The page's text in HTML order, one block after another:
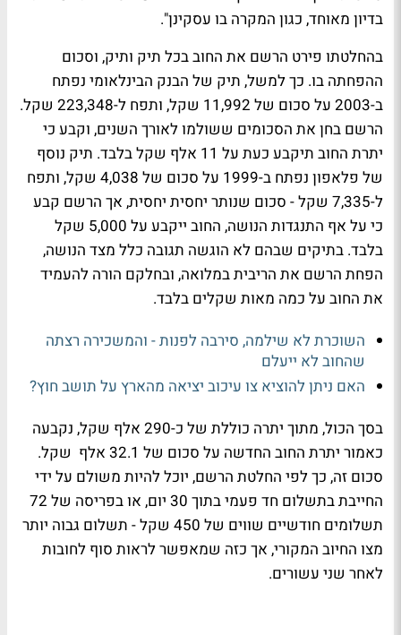
בדיון מאוחד, כגון המקרה בו עסקינן".
בהחלטתו פירט הרשם את החוב בכל תיק ותיק, וסכום
ההפחתה בו. כך למשל, תיק של הבנק הבינלאומי נפתח
ב-2003 על סכום של 11,992 שקל, ותפח ל-223,348 שקל.
הרשם בחן את הסכומים ששולמו לאורך השנים, וקבע כי
יתרת החוב תיקבע כעת על 11 אלף שקל בלבד. תיק נוסף
של פלאפון נפתח ב-1999 על סכום של 4,038 שקל, ותפח
ל-7,335 שקל - סכום שנותר יחסית יחסית, אך הרשם קבע
כי על אף התנגדות הנושה, החוב ייקבע על 5,000 שקל
בלבד. בתיקים שבהם לא הוגשה תגובה כלל מצד הנושה,
הפחת הרשם את הריבית במלואה, ובחלקם הורה להעמיד
את החוב על כמה מאות שקלים בלבד.
השוכרת לא שילמה, סירבה לפנות - והמשכירה רצתה
שהחוב לא ייעלם
האם ניתן להוציא צו עיכוב יציאה מהארץ על תושב חוץ?
בסך הכול, מתוך יתרה כוללת של כ-290 אלף שקל, נקבעה
כאמור יתרת החוב החדשה על סכום של 32.1 אלף שקל.
סכום זה, כך לפי החלטת הרשם, יוכל להיות משולם על ידי
החייבת בתשלום חד פעמי בתוך 30 יום, או בפריסה של 72
תשלומים חודשיים שווים של 450 שקל - תשלום גבוה יותר
מצו החיוב המקורי, אך כזה שמאפשר לראות סוף לחובות
לאחר שני עשורים.